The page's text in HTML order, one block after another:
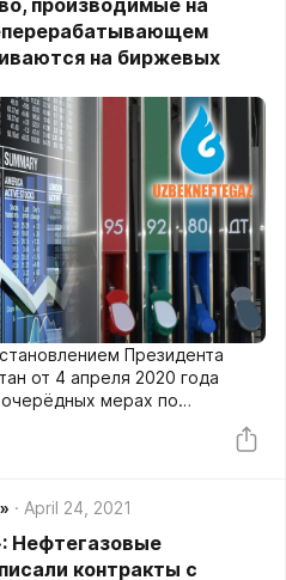
на биржевых
Президента
от 4 апреля 2020 года
мерах по
Бухарским
бензина и дизельного
торги по стартовым ценам,
от котировок
April 24, 2021
Нефтегазовые
контракты с